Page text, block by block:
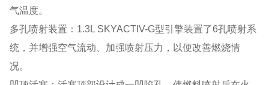
气温度。
多孔喷射装置：1.3L SKYACTIV-G型引擎装置了6孔喷射系
统，并增强空气流动、加强喷射压力，以便改善燃烧情
况。